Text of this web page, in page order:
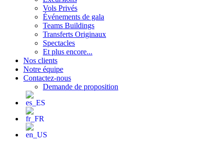
Vols Privés
Événements de gala
Teams Buildings
Transferts Originaux
Spectacles
Et plus encore...
Nos clients
Notre équipe
Contactez-nous
Demande de proposition